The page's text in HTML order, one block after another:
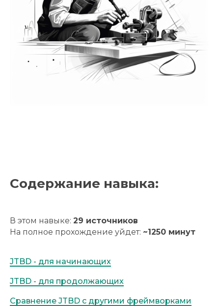
Содержание навыка:
В этом навыке: 29 источников
На полное прохождение уйдет: ~1250 минут
JTBD - для начинающих
JTBD - для продолжающих
Сравнение JTBD с другими фреймворками